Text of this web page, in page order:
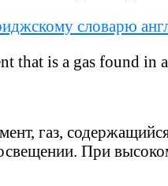
словарю
that is a gas found in
газ,
При